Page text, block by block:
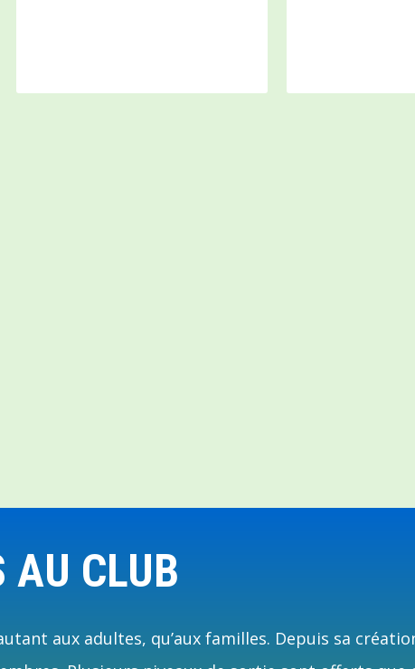
AU CLUB
aux adultes, qu’aux familles. Depuis sa